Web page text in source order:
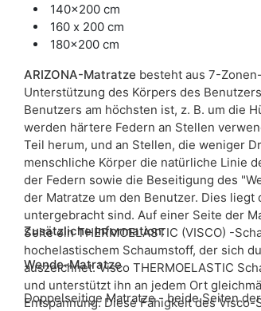
140x200 cm
160 x 200 cm
180x200 cm
ARIZONA-Matratze besteht aus 7-
Unterstützung des Körpers des
Benutzers am höchsten ist, z. B. um die
werden härtere Federn an Stellen
Teil herum, und an Stellen, die weniger
menschliche Körper die natürliche Linie
der Federn sowie die Beseitigung des
der Matratze um den Benutzer. Dies liegt
untergebracht sind. Auf einer Seite der
Seite ein THERMOELASTIC (VISCO) -
hochelastischem Schaumstoff, der sich
auszeichnet. Visco THERMOELASTIC
und unterstützt ihn an jedem Ort
Entspannung. Diese Fähigkeit des
Zusätzliche Information:
Wende-Matratze
Doppelseitige Matratze - beide Seiten